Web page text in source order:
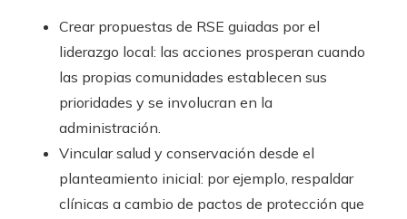
Crear propuestas de RSE guiadas por el
liderazgo local: las acciones prosperan cuando
las propias comunidades establecen sus
prioridades y se involucran en la
administración.
Vincular salud y conservación desde el
planteamiento inicial: por ejemplo, respaldar
clínicas a cambio de pactos de protección que